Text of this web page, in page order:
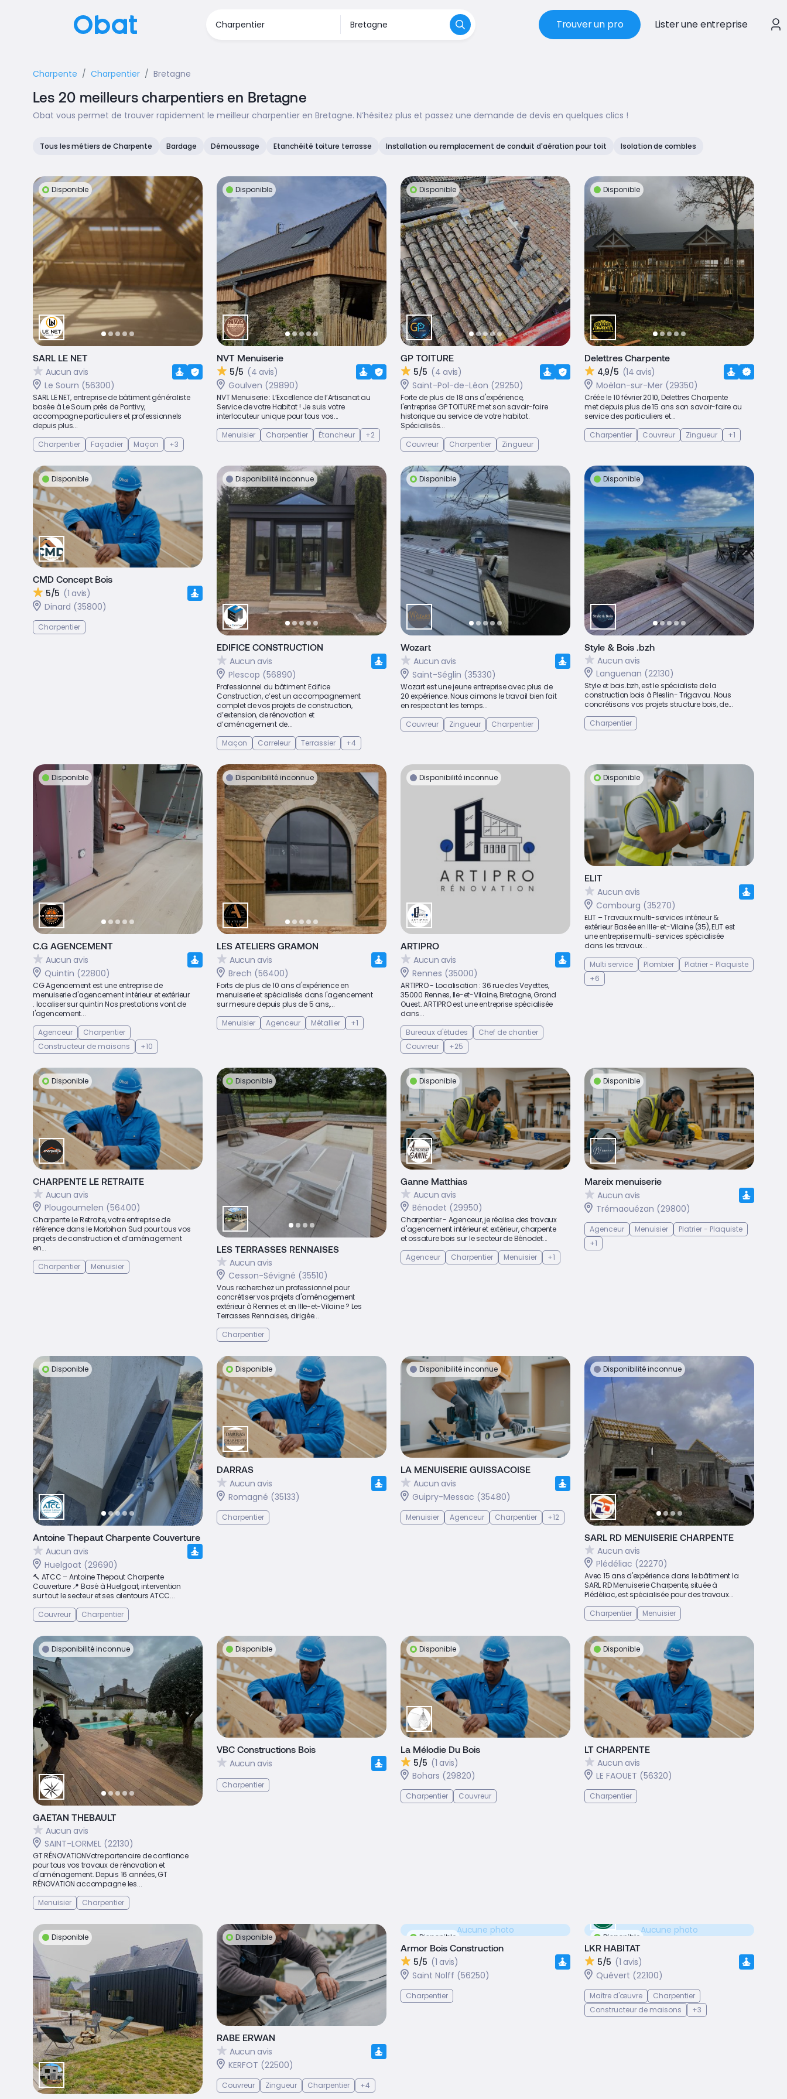
Trouver un pro Lister une entreprise
Charpente Charpentier Bretagne
Les 20 meilleurs charpentiers en Bretagne
Obat vous permet de trouver rapidement le meilleur charpentier en Bretagne. N’hésitez plus et passez une demande de devis en quelques clics !
Tous les métiers de Charpente Bardage Démoussage Etanchéité toiture terrasse Installation ou remplacement de conduit d'aération pour toit Isolation de combles
Disponible
SARL LE NET
Aucun avis
Le Sourn (56300)
SARL LE NET, entreprise de bâtiment généraliste
basée à Le Sourn près de Pontivy,
accompagne particuliers et professionnels
depuis plus...
Charpentier
Façadier Maçon +3
Disponible
NVT Menuiserie
5/5 (4 avis)
Goulven (29890)
NVT Menuiserie : L’Excellence de l’Artisanat au
Service de votre Habitat ! Je suis votre
interlocuteur unique pour tous vos...
Menuisier
Charpentier Étancheur +2
Disponible
GP TOITURE
5/5 (4 avis)
Saint-Pol-de-Léon (29250)
Forte de plus de 18 ans d'expérience,
l'entreprise GP TOITURE met son savoir-faire
historique au service de votre habitat.
Spécialisés...
Couvreur
Charpentier Zingueur
Disponible
Delettres Charpente
4,9/5 (14 avis)
Moëlan-sur-Mer (29350)
Créée le 10 février 2010, Delettres Charpente
met depuis plus de 15 ans son savoir-faire au
service des particuliers et...
Charpentier
Couvreur Zingueur +1
Disponible
CMD Concept Bois
5/5 (1 avis)
Dinard (35800)
Charpentier
Disponibilité inconnue
EDIFICE CONSTRUCTION
Aucun avis
Plescop (56890)
Professionnel du bâtiment Edifice
Construction, c’est un accompagnement
complet de vos projets de construction,
d’extension, de rénovation et
d’aménagement de...
Maçon
Carreleur Terrassier +4
Disponible
Wozart
Aucun avis
Saint-Séglin (35330)
Wozart est une jeune entreprise avec plus de
20 expérience. Nous aimons le travail bien fait
en respectant les temps...
Couvreur
Zingueur Charpentier
Disponible
Style & Bois .bzh
Aucun avis
Languenan (22130)
Style et bois.bzh, est le spécialiste de la
construction bois à Pleslin- Trigavou. Nous
concrétisons vos projets structure bois, de...
Charpentier
Disponible
C.G AGENCEMENT
Aucun avis
Quintin (22800)
CG Agencement est une entreprise de
menuiserie d'agencement intérieur et extérieur
. localiser sur quintin Nos prestations vont de
l'agencement...
Agenceur
Charpentier
Constructeur de maisons
+10
Disponibilité inconnue
LES ATELIERS GRAMON
Aucun avis
Brech (56400)
Forts de plus de 10 ans d'expérience en
menuiserie et spécialisés dans l'agencement
sur mesure depuis plus de 5 ans,...
Menuisier
Agenceur Métallier +1
Disponibilité inconnue
ARTIPRO
Aucun avis
Rennes (35000)
ARTIPRO - Localisation : 36 rue des Veyettes,
35000 Rennes, Ile-et-Vilaine, Bretagne, Grand
Ouest. ARTIPRO est une entreprise spécialisée
dans...
Bureaux d'études
Chef de chantier
Couvreur
+25
Disponible
ELIT
Aucun avis
Combourg (35270)
ELIT – Travaux multi-services intérieur &
extérieur Basée en Ille-et-Vilaine (35), ELIT est
une entreprise multi-services spécialisée
dans les travaux...
Multi service
Plombier
Platrier - Plaquiste
+6
Disponible
CHARPENTE LE RETRAITE
Aucun avis
Plougoumelen (56400)
Charpente Le Retraite, votre entreprise de
référence dans le Morbihan Sud pour tous vos
projets de construction et d’aménagement
en...
Charpentier
Menuisier
Disponible
LES TERRASSES RENNAISES
Aucun avis
Cesson-Sévigné (35510)
Vous recherchez un professionnel pour
concrétiser vos projets d'aménagement
extérieur à Rennes et en Ille-et-Vilaine ? Les
Terrasses Rennaises, dirigée...
Charpentier
Disponible
Ganne Matthias
Aucun avis
Bénodet (29950)
Charpentier - Agenceur, je réalise des travaux
d'agencement intérieur et extérieur, charpente
et ossature bois sur le secteur de Bénodet...
Agenceur
Charpentier Menuisier +1
Disponible
Mareix menuiserie
Aucun avis
Trémaouézan (29800)
Agenceur Menuisier
Platrier - Plaquiste
+1
Disponible
Antoine Thepaut Charpente Couverture
Aucun avis
Huelgoat (29690)
🔨 ATCC – Antoine Thepaut Charpente
Couverture 📍 Basé à Huelgoat, intervention
sur tout le secteur et ses alentours ATCC...
Couvreur
Charpentier
Disponible
DARRAS
Aucun avis
Romagné (35133)
Charpentier
Disponibilité inconnue
LA MENUISERIE GUISSACOISE
Aucun avis
Guipry-Messac (35480)
Menuisier Agenceur Charpentier +12
Disponibilité inconnue
SARL RD MENUISERIE CHARPENTE
Aucun avis
Plédéliac (22270)
Avec 15 ans d'expérience dans le bâtiment la
SARL RD Menuiserie Charpente, située à
Plédèliac, est spécialisée pour des travaux...
Charpentier
Menuisier
Disponibilité inconnue
GAETAN THEBAULT
Aucun avis
SAINT-LORMEL (22130)
GT RÉNOVATIONVotre partenaire de confiance
pour tous vos travaux de rénovation et
d'aménagement. Depuis 16 années, GT
RÉNOVATION accompagne les...
Menuisier
Charpentier
Disponible
VBC Constructions Bois
Aucun avis
Charpentier
Disponible
La Mélodie Du Bois
5/5 (1 avis)
Bohars (29820)
Charpentier Couvreur
Disponible
LT CHARPENTE
Aucun avis
LE FAOUET (56320)
Charpentier
Disponible Disponible
RABE ERWAN
Aucun avis
KERFOT (22500)
Couvreur Zingueur Charpentier +4
Disponible
Aucune photo
Armor Bois Construction
5/5 (1 avis)
Saint Nolff (56250)
Charpentier
Disponible
Aucune photo
LKR HABITAT
5/5 (1 avis)
Quévert (22100)
Maître d'œuvre
Charpentier
Constructeur de maisons
+3